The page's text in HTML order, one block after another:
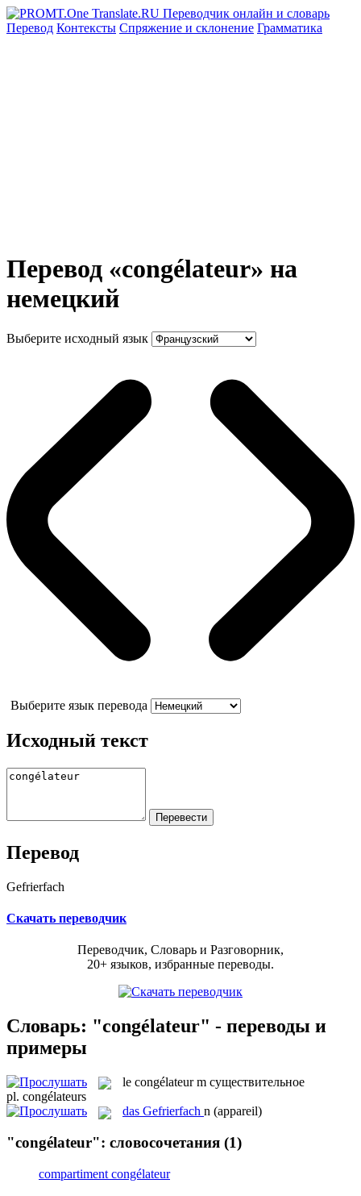
Перевод Контексты Спряжение и склонение Грамматика
Перевод «congélateur» на
немецкий
Выберите исходный язык
Выберите язык перевода
Исходный текст
Перевод
Gefrierfach
Скачать переводчик
Переводчик, Словарь и Разговорник,
20+ языков, избранные переводы.
Словарь: "congélateur" - переводы и
примеры
le congélateur m существительное
pl. congélateurs
das Gefrierfach n (appareil)
"congélateur": словосочетания (1)
compartiment congélateur